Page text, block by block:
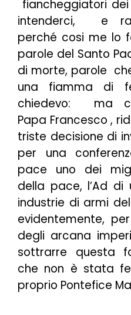
fiancheggiatori dei
intenderci, e
perché cosi me lo
parole del Santo
di morte, parole
una fiamma di
chiedevo: ma
Papa Francesco ,
triste decisione di
per una
pace uno dei
della pace, l’Ad
industrie di armi
evidentemente,
degli arcana
sottrarre questa
che non è stata
proprio Pontefice